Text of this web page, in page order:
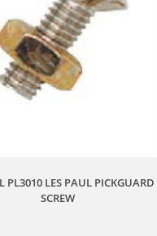
PL3010 LES PAUL PICKGUARD
SCREW